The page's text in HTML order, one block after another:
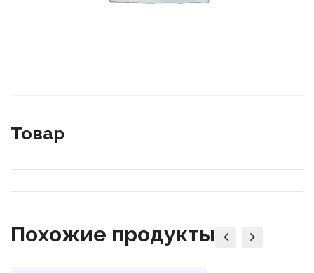
Товар
Похожие продукты